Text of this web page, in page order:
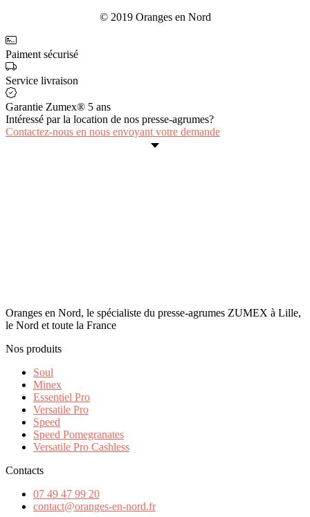
© 2019 Oranges en Nord
Paiment sécurisé
Service livraison
Garantie Zumex® 5 ans
Intéressé par la location de nos presse-agrumes?
Contactez-nous en nous envoyant votre demande
Oranges en Nord, le spécialiste du presse-agrumes ZUMEX à Lille,
le Nord et toute la France
Nos produits
Soul
Minex
Essentiel Pro
Versatile Pro
Speed
Speed Pomegranates
Versatile Pro Cashless
Contacts
07 49 47 99 20
contact@oranges-en-nord.fr